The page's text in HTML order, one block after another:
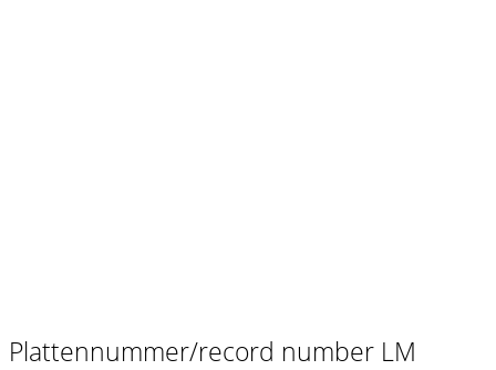
Plattennummer/record number LM